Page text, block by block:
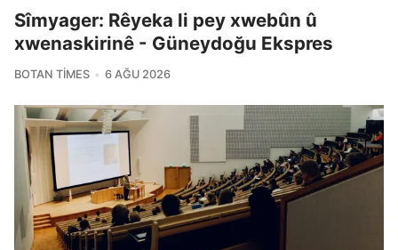
Sîmyager: Rêyeka li pey xwebûn û
xwenaskirinê - Güneydoğu Ekspres
BOTAN TIMES 6 AĞU 2026